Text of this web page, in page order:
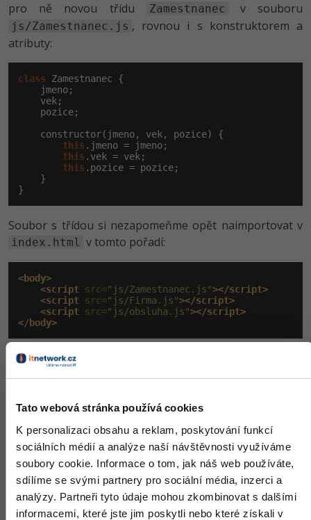
Tato webová stránka používá cookies
K personalizaci obsahu a reklam, poskytování funkcí
sociálních médií a analýze naší návštěvnosti využíváme
soubory cookie. Informace o tom, jak náš web používáte,
sdílíme se svými partnery pro sociální média, inzerci a
analýzy. Partneři tyto údaje mohou zkombinovat s dalšími
informacemi, které jste jim poskytli nebo které získali v
pro ně novou třídu
Zamestnanec v souboru
js/Zamestnanec.js , rovnou i s konstruktorem a
atributy:
class Zamestnanec {
    jmeno;
    vek;
    pozice;
    constructor(jmeno, vek, pozice) {
this .jmeno = jmeno;
this .vek = vek;
this .pozice = pozice;
    }
}
Soubor s třídou si nezapomeňme opět naimportovat v
index.html v tomto pořadí:
<body>
<script src="js/Zamestnanec.js"></script>
<script src="js/Firma.js"></script>
<script src="js/obsluha.js"></script>
</body>
Vytváření zaměstnanců
vstup od uživatele. Jelikož s objekty začínáme, vyhneme
se zatím složitému uživatelskému rozhraní (částem
aplikace, které interagují s uživatelem pro získání
vstupů jako jsou tlačítka, menu, vizuální prvky a další) a
použijeme funkci prompt() , která nám pro náš příklad
bude stačit.